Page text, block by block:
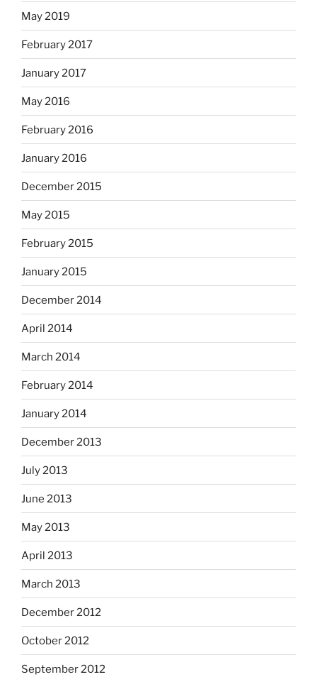
May 2019
February 2017
January 2017
May 2016
February 2016
January 2016
December 2015
May 2015
February 2015
January 2015
December 2014
April 2014
March 2014
February 2014
January 2014
December 2013
July 2013
June 2013
May 2013
April 2013
March 2013
December 2012
October 2012
September 2012